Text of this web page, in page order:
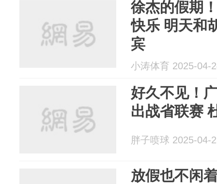
徐杰的假期
快乐 明天和
宾
小涛体育 2025-04-
好久不见！
出战省联赛
胖子喷球 2025-04-
放假也不闲